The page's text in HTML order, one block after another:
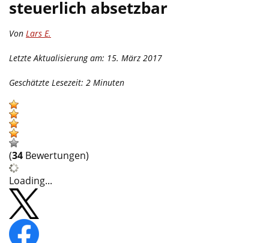
steuerlich absetzbar
Von Lars E.
Letzte Aktualisierung am: 15. März 2017
Geschätzte Lesezeit: 2 Minuten
(34 Bewertungen)
Loading...